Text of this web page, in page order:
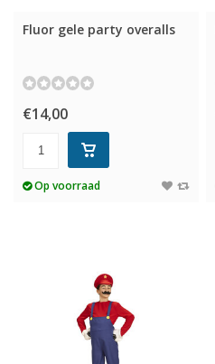
Fluor gele party overalls
€14,00
Op voorraad